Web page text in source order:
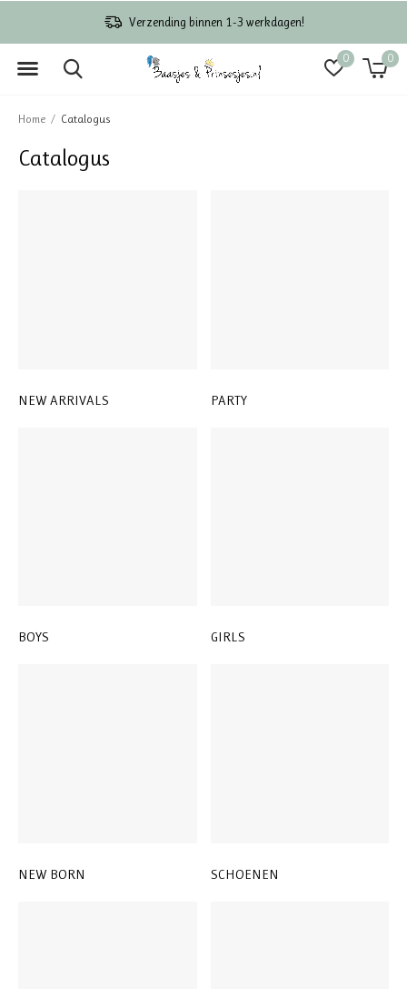
0 0
Verzending binnen 1-3 werkdagen!
Home Catalogus
Catalogus
NEW ARRIVALS PARTY
BOYS GIRLS
NEW BORN SCHOENEN